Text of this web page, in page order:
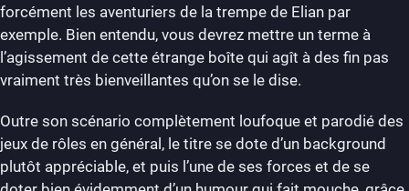
forcément les aventuriers de la trempe de Elian par
exemple. Bien entendu, vous devrez mettre un terme à
l’agissement de cette étrange boîte qui agît à des fin pas
vraiment très bienveillantes qu’on se le dise.
Outre son scénario complètement loufoque et parodié des
jeux de rôles en général, le titre se dote d’un background
plutôt appréciable, et puis l’une de ses forces et de se